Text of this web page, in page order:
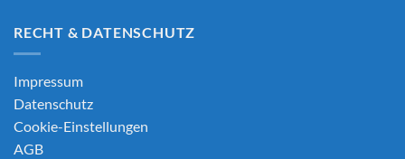
RECHT & DATENSCHUTZ
Impressum
Datenschutz
Cookie-Einstellungen
AGB